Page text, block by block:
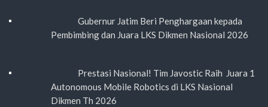
Gubernur Jatim Beri Penghargaan kepada
Pembimbing dan Juara LKS Dikmen Nasional 2026
Prestasi Nasional! Tim Javostic Raih Juara 1
Autonomous Mobile Robotics di LKS Nasional
Dikmen Th 2026